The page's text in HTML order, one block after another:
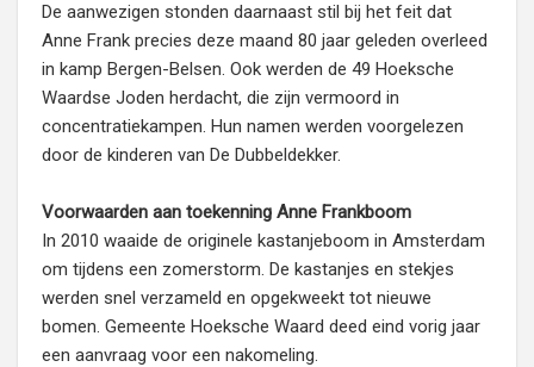
De aanwezigen stonden daarnaast stil bij het feit dat
Anne Frank precies deze maand 80 jaar geleden overleed
in kamp Bergen-Belsen. Ook werden de 49 Hoeksche
Waardse Joden herdacht, die zijn vermoord in
concentratiekampen. Hun namen werden voorgelezen
door de kinderen van De Dubbeldekker.
Voorwaarden aan toekenning Anne Frankboom
In 2010 waaide de originele kastanjeboom in Amsterdam
om tijdens een zomerstorm. De kastanjes en stekjes
werden snel verzameld en opgekweekt tot nieuwe
bomen. Gemeente Hoeksche Waard deed eind vorig jaar
een aanvraag voor een nakomeling.